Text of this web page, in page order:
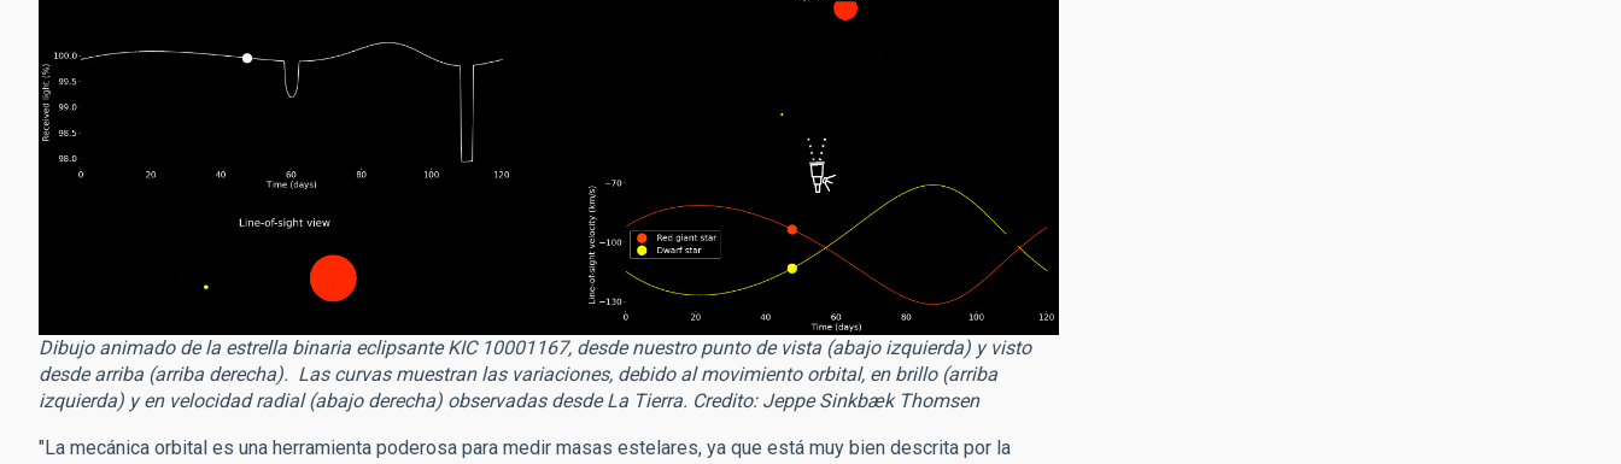
Dibujo animado de la estrella binaria eclipsante KIC 10001167, desde nuestro punto de vista (abajo izquierda) y visto
desde arriba (arriba derecha). Las curvas muestran las variaciones, debido al movimiento orbital, en brillo (arriba
izquierda) y en velocidad radial (abajo derecha) observadas desde La Tierra. Credito: Jeppe Sinkbæk Thomsen
"La mecánica orbital es una herramienta poderosa para medir masas estelares, ya que está muy bien descrita por la